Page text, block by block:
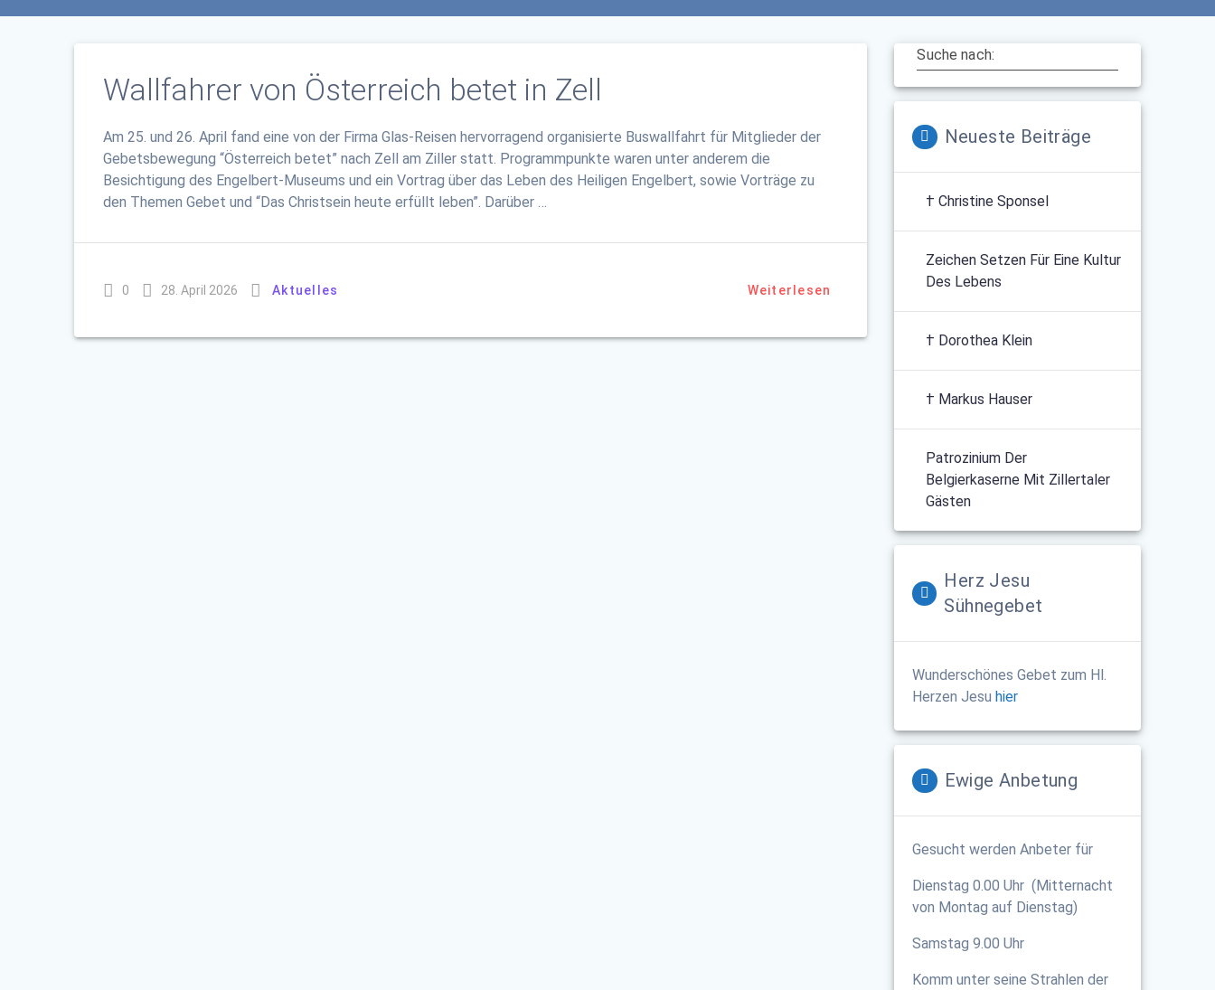
Wallfahrer von Österreich betet in Zell
Am 25. und 26. April fand eine von der Firma Glas-Reisen hervorragend organisierte Buswallfahrt für Mitglieder der
Gebetsbewegung “Österreich betet” nach Zell am Ziller statt. Programmpunkte waren unter anderem die
Besichtigung des Engelbert-Museums und ein Vortrag über das Leben des Heiligen Engelbert, sowie Vorträge zu
den Themen Gebet und “Das Christsein heute erfüllt leben”. Darüber …
0 28. April 2026 Aktuelles Weiterlesen
Suche nach:
Neueste Beiträge
† Christine Sponsel
Zeichen Setzen Für Eine Kultur
Des Lebens
† Dorothea Klein
† Markus Hauser
Patrozinium Der
Belgierkaserne Mit Zillertaler
Gästen
Herz Jesu
Sühnegebet
Wunderschönes Gebet zum Hl.
Herzen Jesu hier
Ewige Anbetung
Gesucht werden Anbeter für
Dienstag 0.00 Uhr (Mitternacht
von Montag auf Dienstag)
Samstag 9.00 Uhr
Komm unter seine Strahlen der